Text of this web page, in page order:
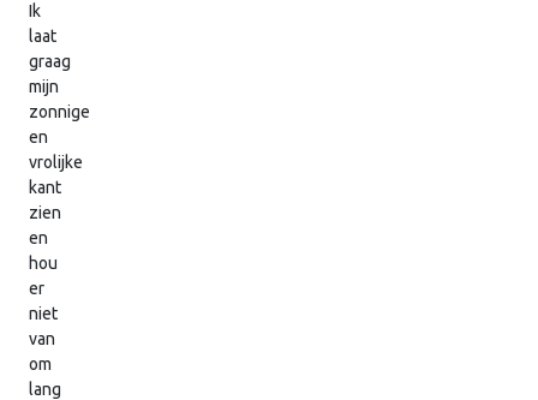
Ik
laat
graag
mijn
zonnige
en
vrolijke
kant
zien
en
hou
er
niet
van
om
lang